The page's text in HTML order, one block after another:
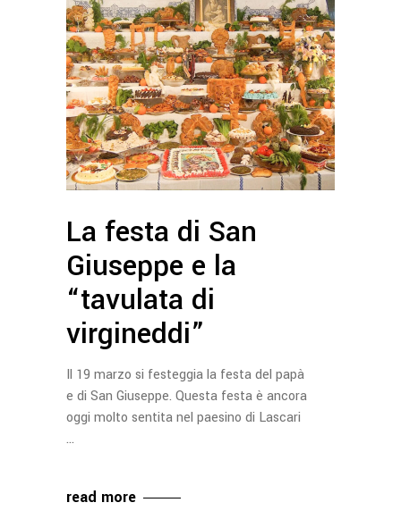
La festa di San
Giuseppe e la
“tavulata di
virgineddi”
Il 19 marzo si festeggia la festa del papà
e di San Giuseppe. Questa festa è ancora
oggi molto sentita nel paesino di Lascari
read more